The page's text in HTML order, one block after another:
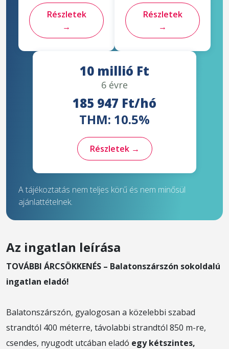
Részletek
→
Részletek
→
10 millió Ft
6 évre
185 947 Ft/hó
THM: 10.5%
Részletek →
A tájékoztatás nem teljes körű és nem minősül
ajánlattételnek.
Az ingatlan leírása
TOVÁBBI ÁRCSÖKKENÉS – Balatonszárszón sokoldalú
ingatlan eladó!
Balatonszárszón, gyalogosan a közelebbi szabad
strandtól 400 méterre, távolabbi strandtól 850 m-re,
csendes, nyugodt utcában eladó egy kétszintes,